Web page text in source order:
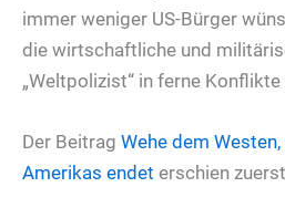
immer weniger US-Bürger
die wirtschaftliche und
„Weltpolizist“ in ferne
Der Beitrag Wehe dem
Amerikas endet erschien